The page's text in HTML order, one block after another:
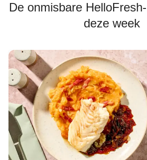
De onmisbare
deze week